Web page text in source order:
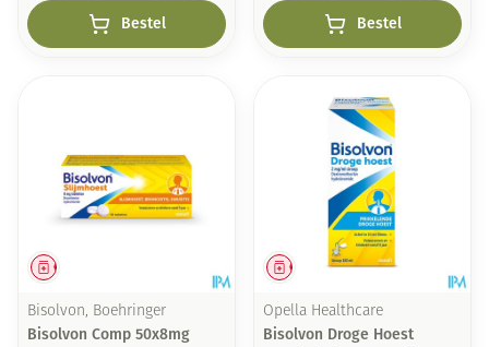
Bestel Bestel
Geneesmiddel
Bisolvon, Boehringer
Bisolvon Comp 50x8mg
Geneesmiddel
Opella Healthcare
Bisolvon Droge Hoest